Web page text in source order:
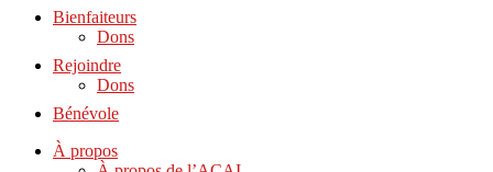
Bienfaiteurs
Dons
Rejoindre
Dons
Bénévole
À propos